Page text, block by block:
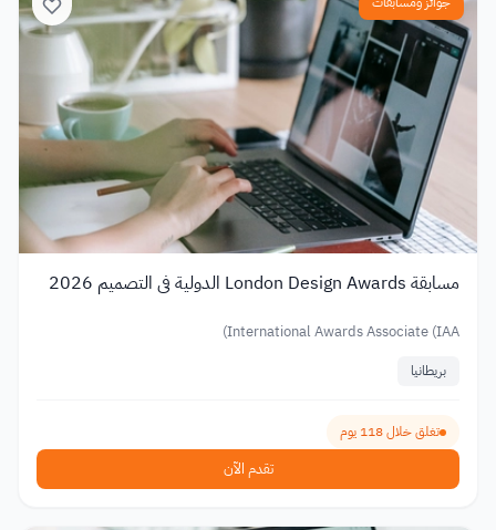
مسابقة London Design Awards الدولية في التصميم 2026
International Awards Associate (IAA)
بريطانيا
تغلق خلال 118 يوم
تقدم الآن